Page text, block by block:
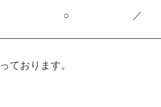
ております。
○ ／